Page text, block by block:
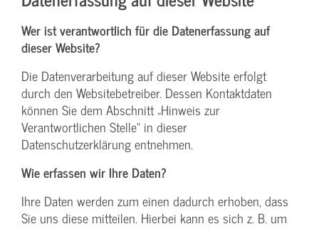
Wer ist verantwortlich für die Datenerfassung auf
dieser Website?
Die Datenverarbeitung auf dieser Website erfolgt
durch den Websitebetreiber. Dessen Kontaktdaten
können Sie dem Abschnitt „Hinweis zur
Verantwortlichen Stelle“ in dieser
Datenschutzerklärung entnehmen.
Wie erfassen wir Ihre Daten?
Ihre Daten werden zum einen dadurch erhoben, dass
Sie uns diese mitteilen. Hierbei kann es sich z. B. um